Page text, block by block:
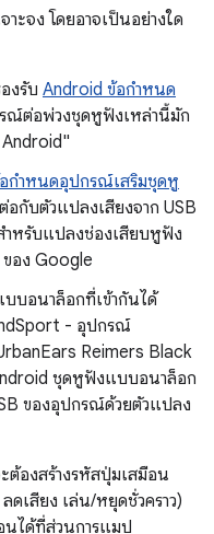
ะจง โดยอาจเป็นอย่างใด
งรับ Android ข้อกำหนด
ณ์ต่อพ่วงชุดหูฟังเหล่านี้มัก
Android"
กำหนดอุปกรณ์เสริมชุดหู
อกับตัวแปลงเสียงจาก USB
ำหรับแปลงช่องเสียบหูฟัง
อง Google
บอนาล็อกที่เข้ากันได้
- อุปกรณ์
Reimers Black
ชุดหูฟังแบบอนาล็อก
ของอุปกรณ์ด้วยตัวแปลง
ต้องสร้างรหัสปุ่มเสมือน
ดเสียง เล่น/หยุดชั่วคราว)
นได้ที่ส่วนการแมป